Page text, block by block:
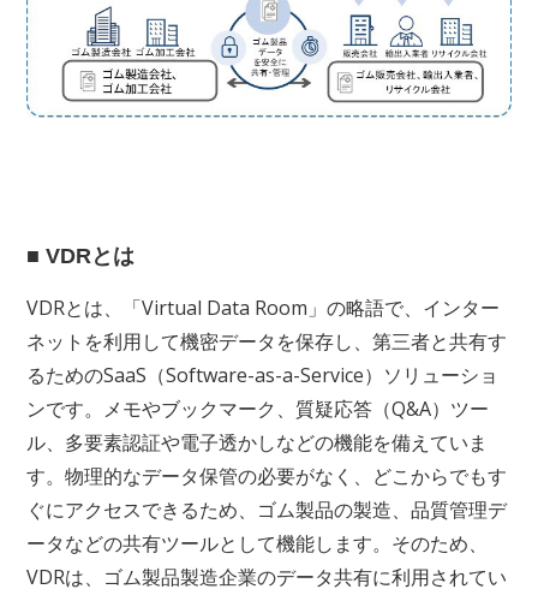
■ VDRとは
VDRとは、「Virtual Data Room」の略語で、インター
ネットを利用して機密データを保存し、第三者と共有す
るためのSaaS（Software-as-a-Service）ソリューショ
ンです。メモやブックマーク、質疑応答（Q&A）ツー
ル、多要素認証や電子透かしなどの機能を備えていま
す。物理的なデータ保管の必要がなく、どこからでもす
ぐにアクセスできるため、ゴム製品の製造、品質管理デ
ータなどの共有ツールとして機能します。そのため、
VDRは、ゴム製品製造企業のデータ共有に利用されてい